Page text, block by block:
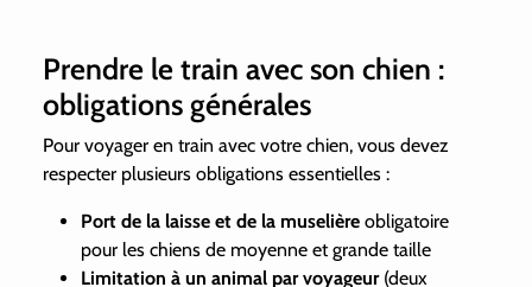
Prendre le train avec son chien :
obligations générales
Pour voyager en train avec votre chien, vous devez
respecter plusieurs obligations essentielles :
Port de la laisse et de la muselière obligatoire
pour les chiens de moyenne et grande taille
Limitation à un animal par voyageur(deux